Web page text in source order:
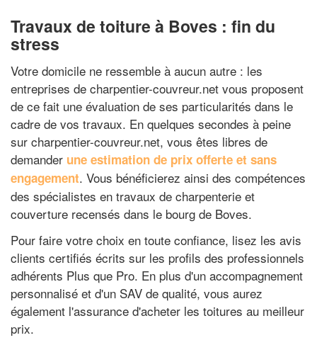
Travaux de toiture à Boves : fin du
stress
Votre domicile ne ressemble à aucun autre : les
entreprises de charpentier-couvreur.net vous proposent
de ce fait une évaluation de ses particularités dans le
cadre de vos travaux. En quelques secondes à peine
sur charpentier-couvreur.net, vous êtes libres de
demander une estimation de prix offerte et sans
engagement. Vous bénéficierez ainsi des compétences
des spécialistes en travaux de charpenterie et
couverture recensés dans le bourg de Boves.
Pour faire votre choix en toute confiance, lisez les avis
clients certifiés écrits sur les profils des professionnels
adhérents Plus que Pro. En plus d'un accompagnement
personnalisé et d'un SAV de qualité, vous aurez
également l'assurance d'acheter les toitures au meilleur
prix.